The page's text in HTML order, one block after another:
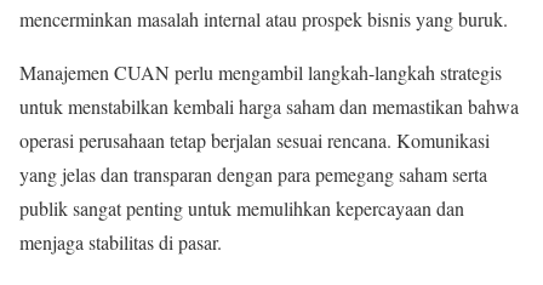
mencerminkan masalah internal atau prospek bisnis yang buruk.
Manajemen CUAN perlu mengambil langkah-langkah strategis
untuk menstabilkan kembali harga saham dan memastikan bahwa
operasi perusahaan tetap berjalan sesuai rencana. Komunikasi
yang jelas dan transparan dengan para pemegang saham serta
publik sangat penting untuk memulihkan kepercayaan dan
menjaga stabilitas di pasar.